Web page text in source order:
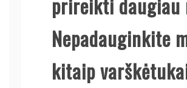
Nepadauginkite
kitaip